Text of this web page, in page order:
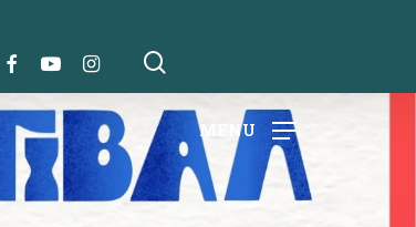
MENU
FACEBOOK
YOUTUBEINSTAGRAM